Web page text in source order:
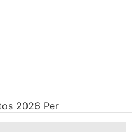
2026 Per